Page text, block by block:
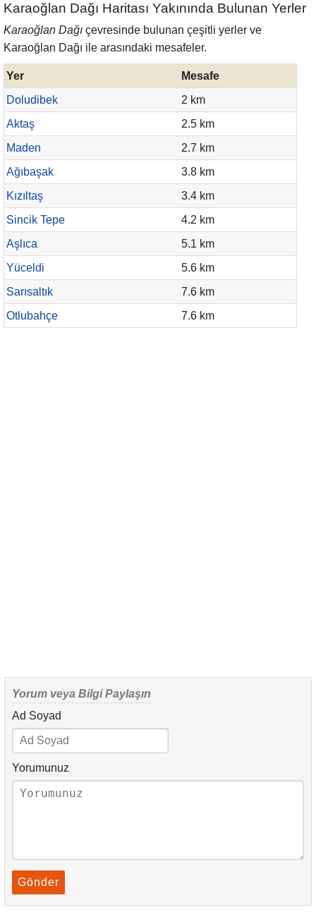
Karaoğlan Dağı Haritası Yakınında Bulunan Yerler
Karaoğlan Dağı çevresinde bulunan çeşitli yerler ve
Karaoğlan Dağı ile arasındaki mesafeler.
Yer
Mesafe
Doludibek
2 km
Aktaş
2.5 km
Maden
2.7 km
Ağıbaşak
3.8 km
Kızıltaş
3.4 km
Sincik Tepe
4.2 km
Aşlıca
5.1 km
Yüceldi
5.6 km
Sarısaltık
7.6 km
Otlubahçe
7.6 km
Yorum veya Bilgi Paylaşın
Ad Soyad
Yorumunuz
Gönder